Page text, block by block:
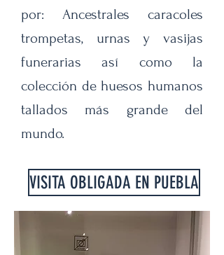
por: Ancestrales caracoles
trompetas, urnas y vasijas
funerarias así como la
colección de huesos humanos
tallados más grande del
mundo.
VISITA OBLIGADA EN PUEBLA